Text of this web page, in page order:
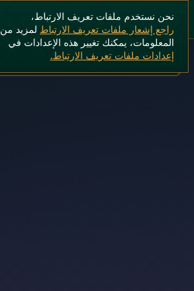
نحن نستخدم ملفات تعريف الارتباط،
راجع إشعار ملفات تعريف الارتباط لمزيد من
المعلومات، يمكنك تغيير هذه الإعدادات في
إعدادات ملفات تعريف الارتباط.